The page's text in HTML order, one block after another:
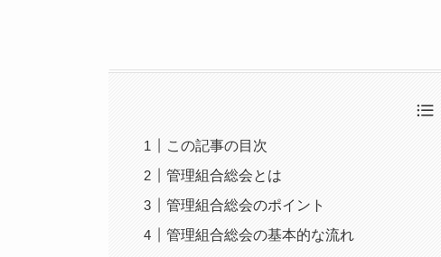
この記事の目次
管理組合総会とは
管理組合総会のポイント
管理組合総会の基本的な流れ